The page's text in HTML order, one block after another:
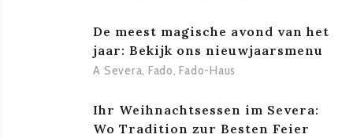
De meest magische avond van het
jaar: Bekijk ons nieuwjaarsmenu
A Severa, Fado,Fado-Haus
Ihr Weihnachtsessen im Severa:
Wo Tradition zur Besten Feier